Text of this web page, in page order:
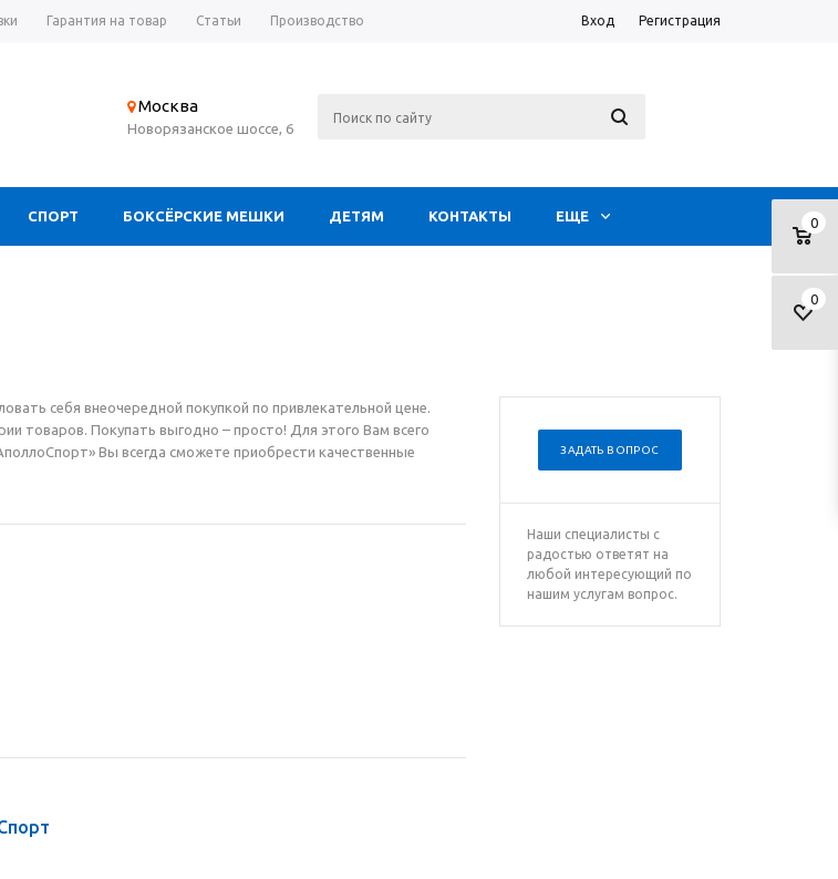
Гарантия на товар Статьи Производство Вход Регистрация
Москва
Новорязанское шоссе, 6
0
0
СПОРТ БОКСЁРСКИЕ МЕШКИ ДЕТЯМ КОНТАКТЫ ЕЩЕ
ЗАДАТЬ ВОПРОС
Наши специалисты с
радостью ответят на
любой интересующий по
нашим услугам вопрос.
себя внеочередной покупкой по привлекательной цене.
товаров. Покупать выгодно – просто! Для этого Вам всего
Вы всегда сможете приобрести качественные